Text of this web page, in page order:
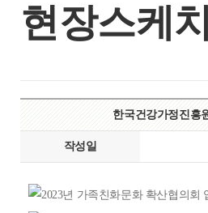
현장스케치
한국건강가정진흥
작성일